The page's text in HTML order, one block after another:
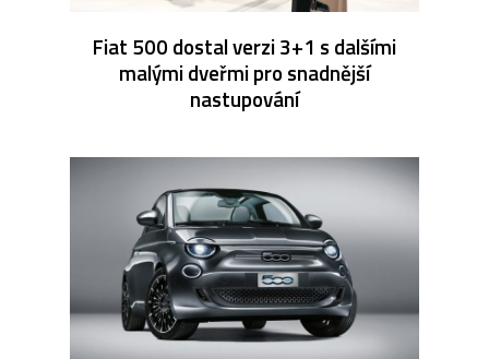
Fiat 500 dostal verzi 3+1 s dalšími
malými dveřmi pro snadnější
nastupování